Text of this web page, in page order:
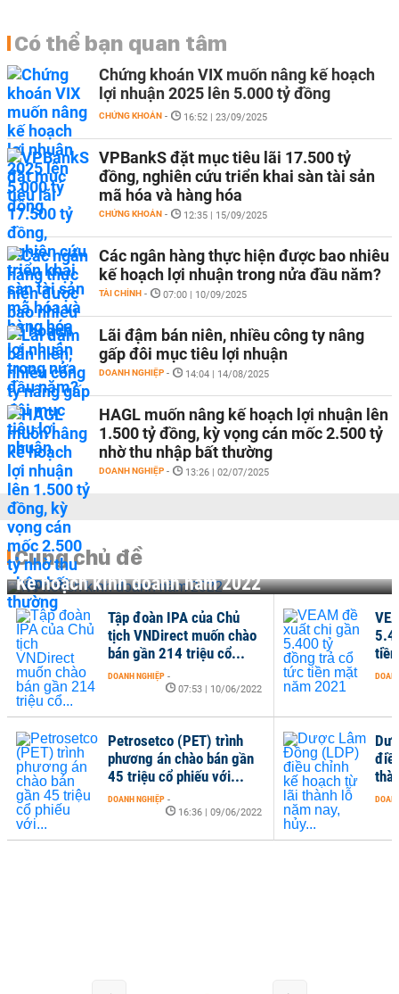
Có thể bạn quan tâm
Chứng khoán VIX muốn nâng kế hoạch
lợi nhuận 2025 lên 5.000 tỷ đồng
CHỨNG KHOÁN - 16:52 | 23/09/2025
VPBankS đặt mục tiêu lãi 17.500 tỷ
đồng, nghiên cứu triển khai sàn tài sản
mã hóa và hàng hóa
CHỨNG KHOÁN - 12:35 | 15/09/2025
Các ngân hàng thực hiện được bao nhiêu
kế hoạch lợi nhuận trong nửa đầu năm?
TÀI CHÍNH - 07:00 | 10/09/2025
Lãi đậm bán niên, nhiều công ty nâng
gấp đôi mục tiêu lợi nhuận
DOANH NGHIỆP - 14:04 | 14/08/2025
HAGL muốn nâng kế hoạch lợi nhuận lên
1.500 tỷ đồng, kỳ vọng cán mốc 2.500 tỷ
nhờ thu nhập bất thường
DOANH NGHIỆP - 13:26 | 02/07/2025
Cùng chủ đề
Kế hoạch kinh doanh năm 2022
Tập đoàn IPA của Chủ
tịch VNDirect muốn chào
bán gần 214 triệu cổ...
DOANH NGHIỆP -
07:53 | 10/06/2022
Petrosetco (PET) trình
phương án chào bán gần
45 triệu cổ phiếu với...
DOANH NGHIỆP -
16:36 | 09/06/2022